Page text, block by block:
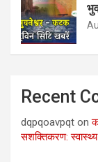
Recent
dqpqoavpqt on
सशक्तिकरण: स्वास्थ्य